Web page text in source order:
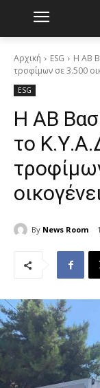
Αρχική ESG
Η ΑΒ
τροφίμων σε 3.500
ESG
Η ΑΒ
το
By News Room